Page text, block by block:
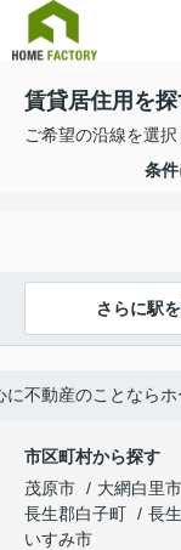
賃貸居住用を
ご希望の沿線を選
条件
さらに駅
不動産のことなら
市区町村から探す
茂原市
大網白里市
長生郡白子町
長
いすみ市